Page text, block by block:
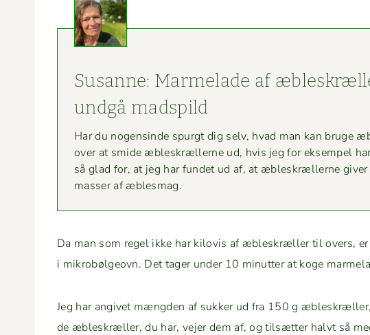
Susanne: Marme­lade af
undgå madspild
Har du nogensinde spurgt dig selv, hvad man kan bruge
over at smide æbleskrællerne ud, hvis jeg for eksem­pel
så glad for, at jeg har fun­det ud af, at æbleskrællerne
mass­er af æblesmag.
Da man som regel ikke har kilo­vis af æbleskræller til overs,
i mikrobøl­geovn. Det tager under 10 min­ut­ter at koge
Jeg har angivet mæng­den af sukker ud fra 150 g
de æbleskræller, du har, vejer dem af, og tilsæt­ter halvt så